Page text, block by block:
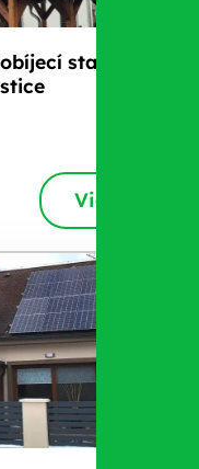
stanicí
Viac